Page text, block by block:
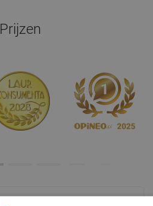
Prijzen